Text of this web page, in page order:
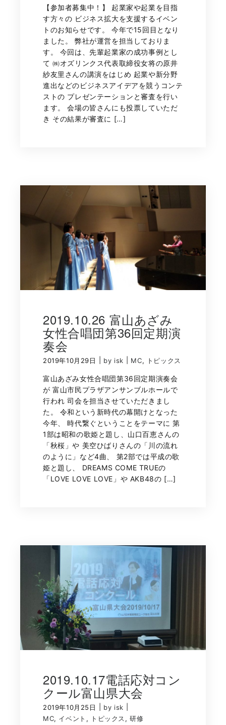
【参加者募集中！】 起業家や起業を目指
す方々の ビジネス拡大を支援するイベン
トのお知らせです。 今年で15回目となり
ました。 弊社が運営を担当しておりま
す。 今回は、先輩起業家の成功事例とし
て ㈱オズリンクス代表取締役女将の原井
紗友里さんの講演をはじめ 起業や新分野
進出などのビジネスアイデアを競うコンテ
ストの プレゼンテーションと審査を行い
ます。 会場の皆さんにも投票していただ
き その結果が審査に […]
2019.10.26 富山あざみ
女性合唱団第36回定期演
奏会
2019年10月29日 by isk MC, トピックス
富山あざみ女性合唱団第36回定期演奏会
が 富山市民プラザアンサンブルホールで
行われ 司会を担当させていただきまし
た。 令和という新時代の幕開けとなった
今年、 時代繋ぐということをテーマに 第
1部は昭和の歌姫と題し、山口百恵さんの
「秋桜」や 美空ひばりさんの「川の流れ
のように」など4曲、 第2部では平成の歌
姫と題し、 DREAMS COME TRUEの
「LOVE LOVE LOVE」や AKB48の […]
2019.10.17電話応対コン
クール富山県大会
2019年10月25日 by isk
MC, イベント , トピックス ,研修